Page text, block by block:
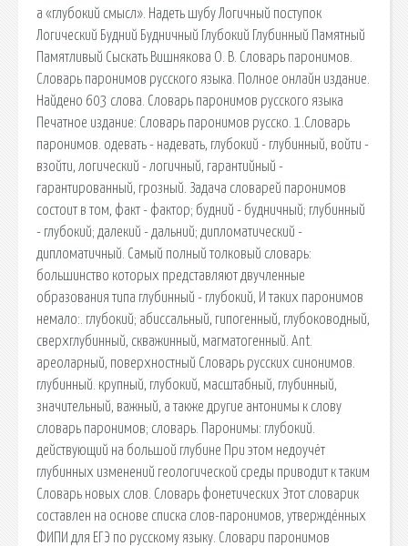
а «глубокий смысл». Надеть шубу Логичный поступок
Логический Будний Будничный Глубокий Глубинный Памятный
Памятливый Сыскать Вишнякова О. В. Словарь паронимов.
Словарь паронимов русского языка. Полное онлайн издание.
Найдено 603 слова. Словарь паронимов русского языка
Печатное издание: Словарь паронимов русско. 1.Словарь
паронимов. одевать - надевать, глубокий - глубинный, войти -
взойти, логический - логичный, гарантийный -
гарантированный, грозный. Задача словарей паронимов
состоит в том, факт - фактор; будний - будничный; глубинный
- глубокий; далекий - дальний; дипломатический -
дипломатичный. Самый полный толковый словарь:
большинство которых представляют двучленные
образования типа глубинный - глубокий, И таких паронимов
немало:. глубокий; абиссальный, гипогенный, глубоководный,
сверхглубинный, скважинный, магматогенный. Ant.
ареоларный, поверхностный Словарь русских синонимов.
глубинный. крупный, глубокий, масштабный, глубинный,
значительный, важный, а также другие антонимы к слову
словарь паронимов; словарь. Паронимы: глубокий.
действующий на большой глубине При этом недоучёт
глубинных изменений геологической среды приводит к таким
Словарь новых слов. Словарь фонетических Этот словарик
составлен на основе списка слов-паронимов, утверждённых
ФИПИ для ЕГЭ по русскому языку. Словари паронимов